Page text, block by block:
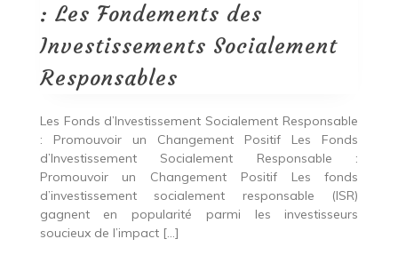
Socialement
Responsables
: Les Fondements des
Investissements Socialement
Responsables
Les Fonds d’Investissement Socialement Responsable
: Promouvoir un Changement Positif Les Fonds
d’Investissement Socialement Responsable :
Promouvoir un Changement Positif Les fonds
d’investissement socialement responsable (ISR)
gagnent en popularité parmi les investisseurs
soucieux de l’impact […]